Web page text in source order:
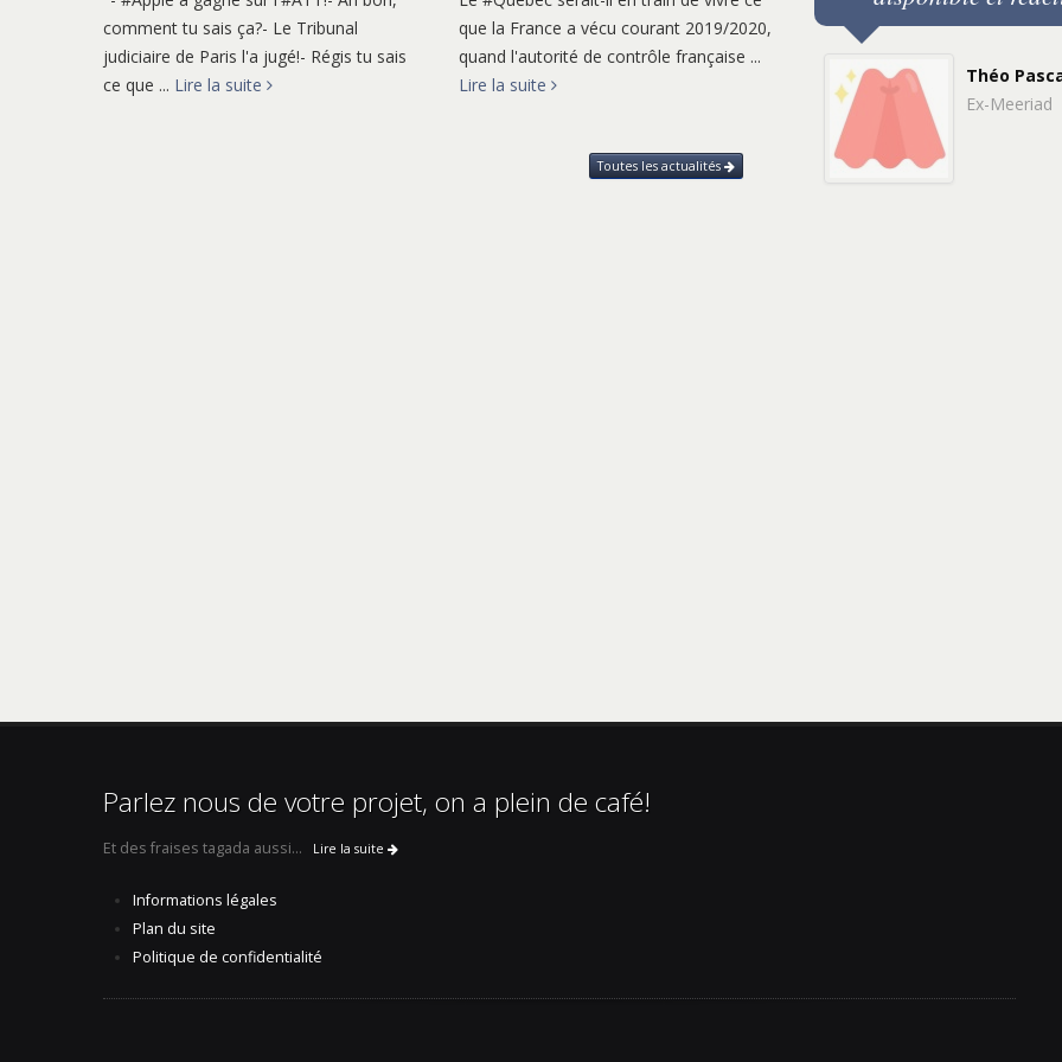
comment tu sais ça?- Le Tribunal
judiciaire de Paris l'a jugé!- Régis tu sais
ce que ... Lire la suite
que la France a vécu courant 2019/2020,
quand l'autorité de contrôle française ...
Lire la suite
Toutes les actualités
Théo
Ex-Meeriad
Parlez nous de votre projet, on a plein de café!
Et des fraises tagada aussi... Lire la suite
Informations légales
Plan du site
Politique de confidentialité